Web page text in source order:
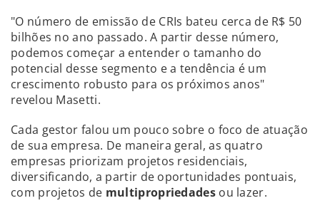
"O número de emissão de CRIs bateu cerca de R$ 50
bilhões no ano passado. A partir desse número,
podemos começar a entender o tamanho do
potencial desse segmento e a tendência é um
crescimento robusto para os próximos anos"
revelou Masetti.
Cada gestor falou um pouco sobre o foco de atuação
de sua empresa. De maneira geral, as quatro
empresas priorizam projetos residenciais,
diversificando, a partir de oportunidades pontuais,
com projetos de multipropriedadesou lazer.